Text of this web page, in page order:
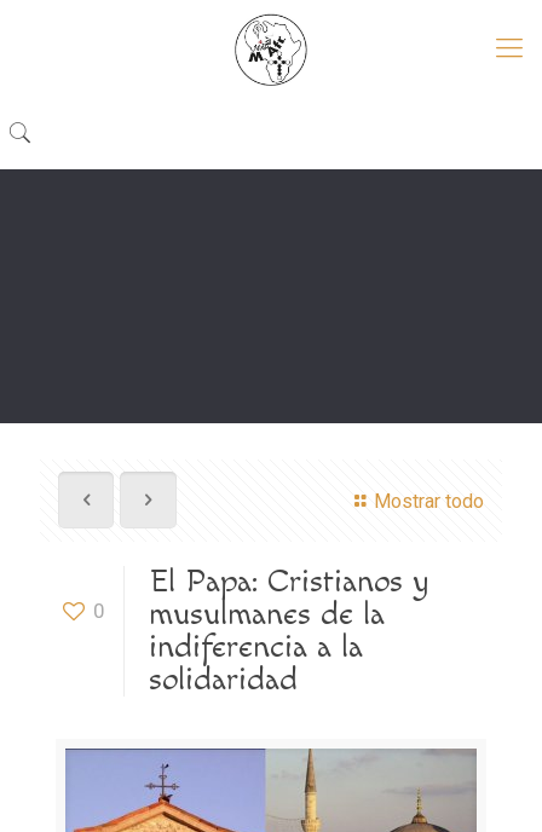
Mostrar todo
0
El Papa: Cristianos y
musulmanes de la
indiferencia a la
solidaridad